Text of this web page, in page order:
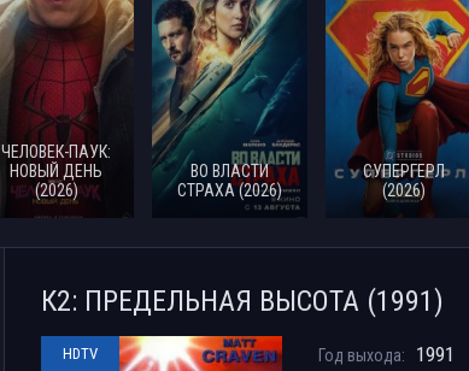
ЧЕЛОВЕК-ПАУК:
НОВЫЙ ДЕНЬ
(2026)
ВО ВЛАСТИ
СТРАХА (2026)
СУПЕРГЕРЛ
(2026)
К2: ПРЕДЕЛЬНАЯ ВЫСОТА (1991)
HDTV Год выхода: 1991